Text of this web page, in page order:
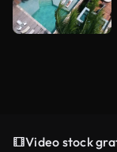
Video stock